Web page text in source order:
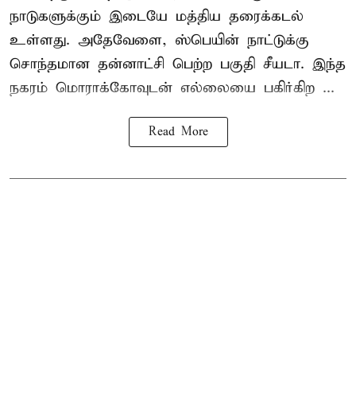
நாடுகளுக்கும் இடையே மத்திய தரைக்கடல்
உள்ளது. அதேவேளை, ஸ்பெயின் நாட்டுக்கு
சொந்தமான தன்னாட்சி பெற்ற பகுதி சீயடா. இந்த
நகரம் மொராக்கோவுடன் எல்லையை பகிர்கிற ...
Read More